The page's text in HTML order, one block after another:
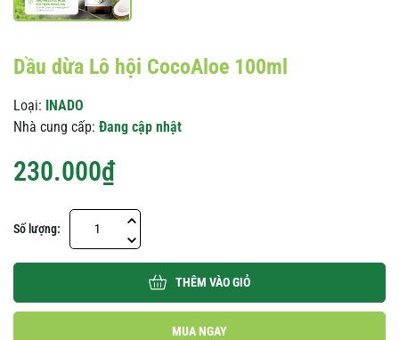
Dầu dừa Lô hội CocoAloe 100ml
Loại: INADO
Nhà cung cấp: Đang cập nhật
230.000₫
Số lượng:
THÊM VÀO GIỎ
MUA NGAY